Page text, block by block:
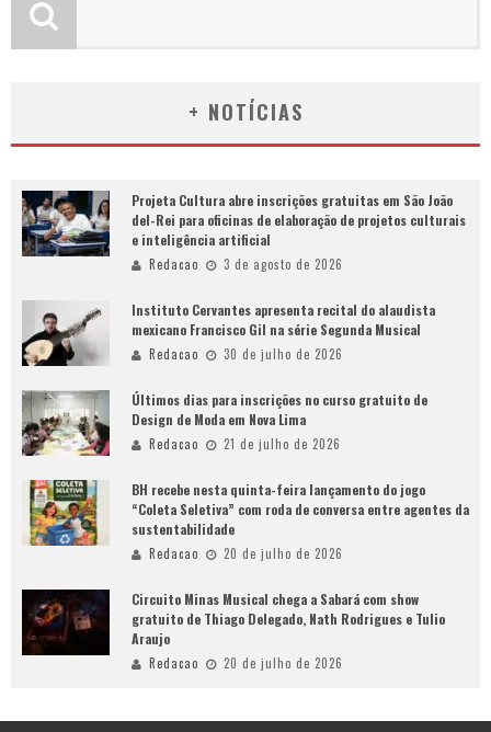
+ NOTÍCIAS
Projeta Cultura abre inscrições gratuitas em São João
del-Rei para oficinas de elaboração de projetos culturais
e inteligência artificial
Redacao 3 de agosto de 2026
Instituto Cervantes apresenta recital do alaudista
mexicano Francisco Gil na série Segunda Musical
Redacao 30 de julho de 2026
Últimos dias para inscrições no curso gratuito de
Design de Moda em Nova Lima
Redacao 21 de julho de 2026
BH recebe nesta quinta-feira lançamento do jogo
“Coleta Seletiva” com roda de conversa entre agentes da
sustentabilidade
Redacao 20 de julho de 2026
Circuito Minas Musical chega a Sabará com show
gratuito de Thiago Delegado, Nath Rodrigues e Tulio
Araujo
Redacao 20 de julho de 2026